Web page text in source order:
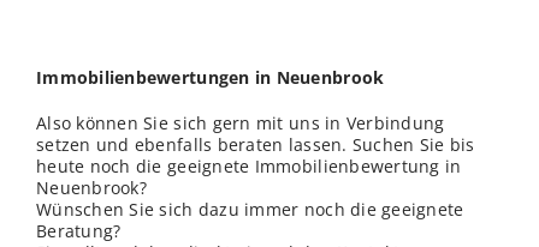
Immobilienbewertungen in Neuenbrook
Also können Sie sich gern mit uns in Verbindung
setzen und ebenfalls beraten lassen. Suchen Sie bis
heute noch die geeignete Immobilienbewertung in
Neuenbrook?
Wünschen Sie sich dazu immer noch die geeignete
Beratung?